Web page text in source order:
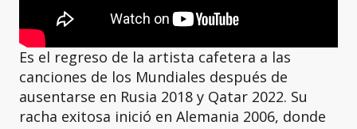
Es el regreso de la artista cafetera a las
canciones de los Mundiales después de
ausentarse en Rusia 2018 y Qatar 2022. Su
racha exitosa inició en Alemania 2006, donde